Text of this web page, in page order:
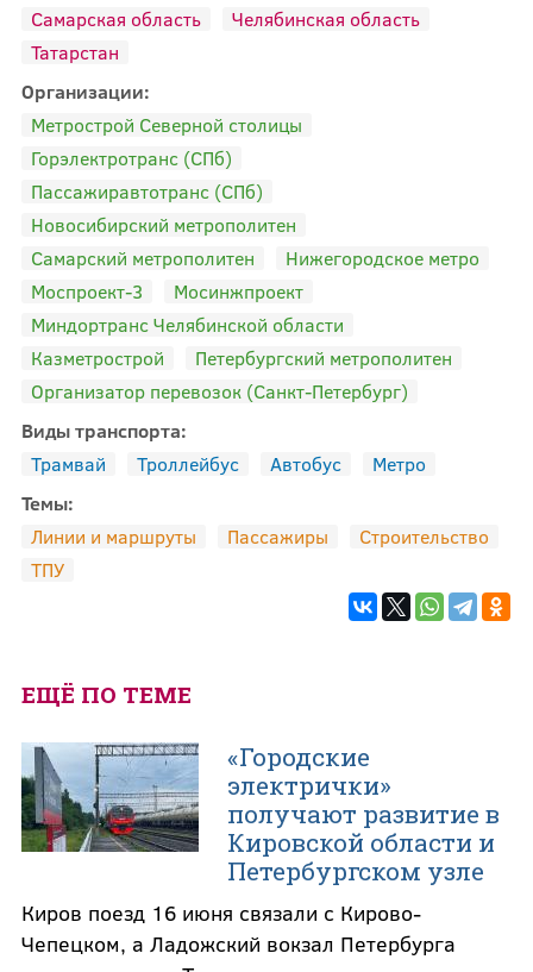
Самарская область
Челябинская область
Татарстан
Организации:
Метрострой Северной столицы
Горэлектротранс (СПб)
Пассажиравтотранс (СПб)
Новосибирский метрополитен
Самарский метрополитен
Нижегородское метро
Моспроект-3
Мосинжпроект
Миндортранс Челябинской области
Казметрострой
Петербургский метрополитен
Организатор перевозок (Санкт-Петербург)
Виды транспорта:
Трамвай
Троллейбус Автобус
Метро
Темы:
Линии и маршруты
Пассажиры
Строительство
ТПУ
ЕЩЁ ПО ТЕМЕ
«Городские
электрички»
получают развитие в
Кировской области и
Петербургском узле
Киров поезд 16 июня связали с Кирово-
Чепецком, а Ладожский вокзал Петербурга